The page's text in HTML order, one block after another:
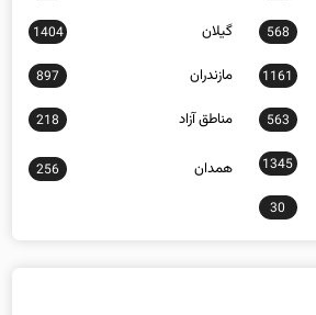
568 گیلان 1404
1161 مازندران 897
563 مناطق آزاد 218
1345 همدان 256
30